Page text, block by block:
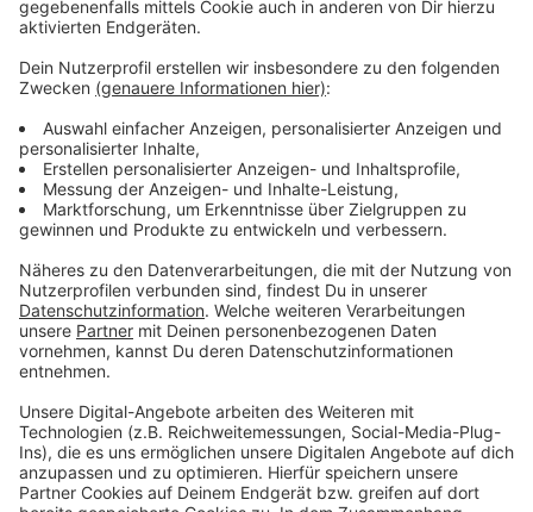
hinnehmen müssen: Die Schwachen und
Benachteiligten in unserer Gesellschaft, die keine
Lobby für ihre Anliegen haben. Hier sind es vor allem
Kinder, die besonders unter den Notsituationen leiden,
in die ihre Familien geraten. Und gerade den Kleinsten
wollen wir Aufmerksamkeit, Solidarität und Mittel
spenden. Kinder sind unsere Zukunft und haben die
solidarische Hilfe aller verdient. Wir nehmen mit
unserer Arbeit unsere gesellschaftliche
Verantwortung wahr, wollen Lobby und Stimme sein
und Hilfebedürftigen in Nordrhein-Westfalen
tatkräftig helfen. Unbürokratisch, schnell und effektiv.
Mitarbeiter der Wohlfahrtsverbände vor Ort sorgen
dafür, dass Ihre Spenden ausschließlich für die
beantragten Zwecke eingesetzt werden.